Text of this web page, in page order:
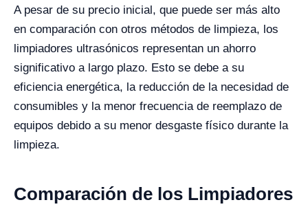
A pesar de su precio inicial, que puede ser más alto
en comparación con otros métodos de limpieza, los
limpiadores ultrasónicos representan un ahorro
significativo a largo plazo. Esto se debe a su
eficiencia energética, la reducción de la necesidad de
consumibles y la menor frecuencia de reemplazo de
equipos debido a su menor desgaste físico durante la
limpieza.
Comparación de los Limpiadores